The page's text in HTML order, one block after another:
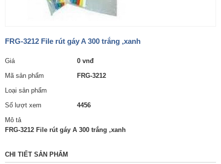
FRG-3212 File rút gáy A 300 trắng ,xanh
Giá
0 vnđ
Mã sản phẩm
FRG-3212
Loại sản phẩm
Số lượt xem
4456
Mô tả
FRG-3212 File rút gáy A 300 trắng ,xanh
CHI TIẾT SẢN PHẨM